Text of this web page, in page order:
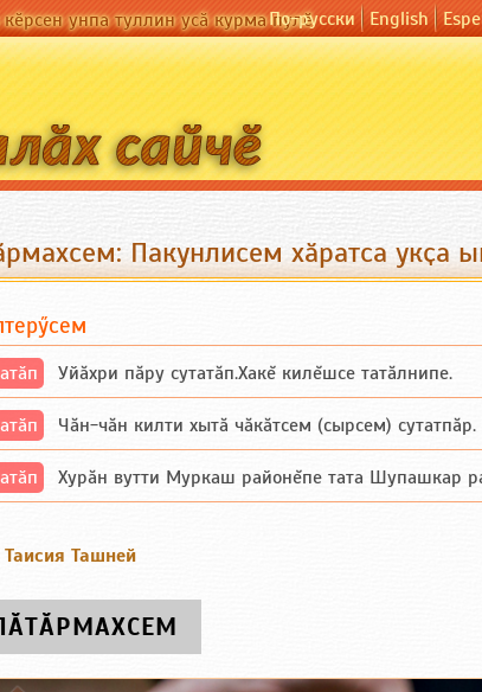
кӗрсен унпа туллин усӑ курма пулӗПо-русски English
Пакунлисем хӑратса укҫа
Уйăхри пăру сутатăп.Хакĕ килĕшсе татăлнипе.
Чăн-чăн килти хытă чăкăтсем (сырсем) сутатпăр.
Хурăн вутти Муркаш районĕпе тата Шупашкар
Таисия Ташней